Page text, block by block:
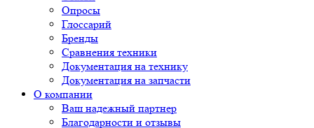
Опросы
Глоссарий
Бренды
Сравнения техники
Документация на технику
Документация на запчасти
О компании
Ваш надежный партнер
Благодарности и отзывы